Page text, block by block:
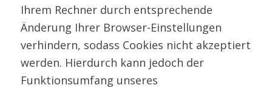
Ihrem Rechner durch entsprechende
Änderung Ihrer Browser-Einstellungen
verhindern, sodass Cookies nicht akzeptiert
werden. Hierdurch kann jedoch der
Funktionsumfang unseres